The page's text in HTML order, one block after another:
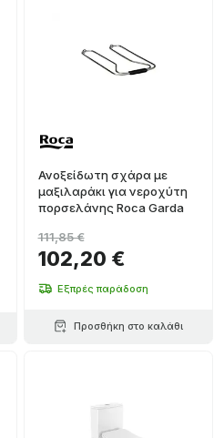
Ανοξείδωτη σχάρα με
μαξιλαράκι για νεροχύτη
πορσελάνης Roca Garda
102,20 €
111,85 €
Εξπρές παράδοση
Προσθήκη στο καλάθι